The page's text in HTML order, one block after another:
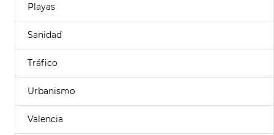
Playas
Sanidad
Tráfico
Urbanismo
Valencia